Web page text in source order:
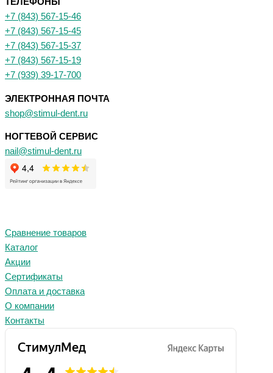
ТЕЛЕФОНЫ
+7 (843) 567-15-46
+7 (843) 567-15-45
+7 (843) 567-15-37
+7 (843) 567-15-19
+7 (939) 39-17-700
ЭЛЕКТРОННАЯ ПОЧТА
shop@stimul-dent.ru
НОГТЕВОЙ СЕРВИС
nail@stimul-dent.ru
Сравнение товаров
Каталог
Акции
Сертификаты
Оплата и доставка
О компании
Контакты